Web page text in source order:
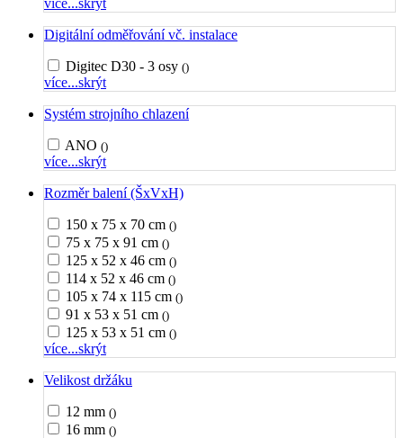
více...skrýt
Digitální odměřování vč. instalace
Digitec D30 - 3 osy ()
více...skrýt
Systém strojního chlazení
ANO ()
více...skrýt
Rozměr balení (ŠxVxH)
150 x 75 x 70 cm ()
75 x 75 x 91 cm ()
125 x 52 x 46 cm ()
114 x 52 x 46 cm ()
105 x 74 x 115 cm ()
91 x 53 x 51 cm ()
125 x 53 x 51 cm ()
více...skrýt
Velikost držáku
12 mm ()
16 mm ()